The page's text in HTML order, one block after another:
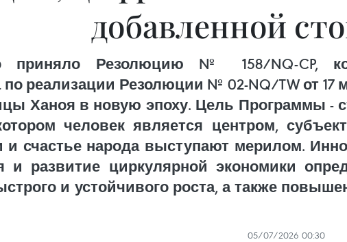
добавленной
приняло Резолюцию № 158/NQ-CP,
реализации Резолюции № 02-NQ/TW от 17
Ханоя в новую эпоху. Цель Программы -
человек является центром,
и счастье народа выступают мерилом.
и развитие циркулярной экономики
и устойчивого роста, а также
05/07/2026 00:30